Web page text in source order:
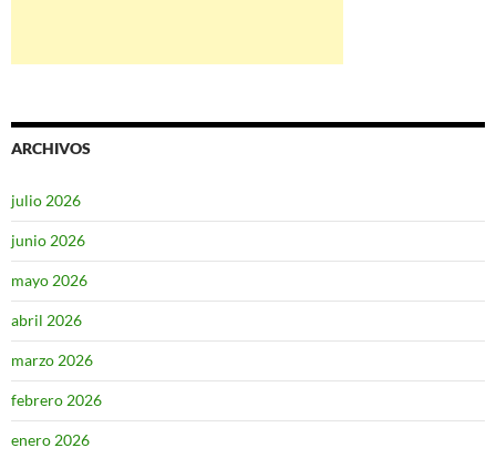
ARCHIVOS
julio 2026
junio 2026
mayo 2026
abril 2026
marzo 2026
febrero 2026
enero 2026